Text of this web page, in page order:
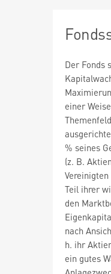
Der Fonds
einer
% seines
(z. B.
Teil ihrer
den
nach
h. ihr
ein gutes